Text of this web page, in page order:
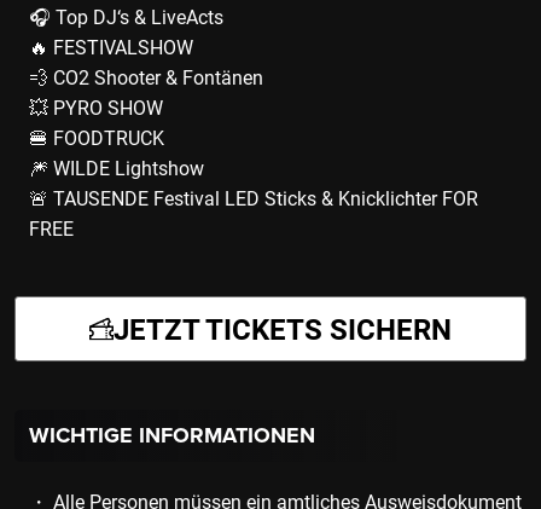
🎧 Top DJ‘s & LiveActs
🔥 FESTIVALSHOW
💨 CO2 Shooter & Fontänen
💥 PYRO SHOW
🍔 FOODTRUCK
🎆 WILDE Lightshow
🚨 TAUSENDE Festival LED Sticks & Knicklichter FOR
FREE
JETZT TICKETS SICHERN
WICHTIGE INFORMATIONEN
・ Alle Personen müssen ein amtliches Ausweisdokument